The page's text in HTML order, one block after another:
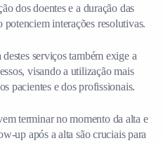
dos doentes e a duração das
potenciem interações resolutivas.
serviços também exige a
visando a utilização mais
pacientes e dos profissionais.
terminar no momento da alta e
up após a alta são cruciais para